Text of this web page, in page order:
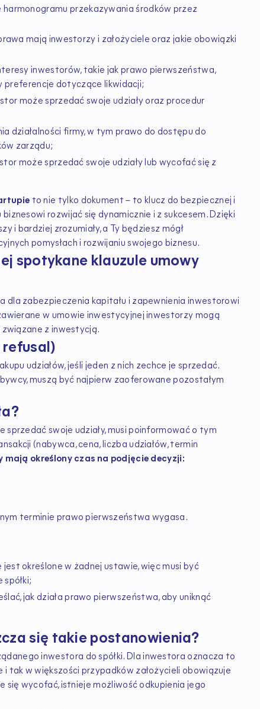
przekazywania środków przez
mają inwestorzy i założyciele oraz jakie obowiązki
inwestorów, takie jak prawo pierwszeństwa,
preferencje dotyczące likwidacji;
może sprzedać swoje udziały oraz procedur
działalności firmy, w tym prawo do dostępu do
zarządu;
może sprzedać swoje udziały lub wycofać się z
to nie tylko dokument – to klucz do bezpiecznej i
rozwijać się dynamicznie i z sukcesem. Dzięki
i bardziej zrozumiały, a Ty będziesz mógł
pomysłach i rozwijaniu swojego biznesu.
spotykane klauzule umowy
zabezpieczenia kapitału i zapewnienia inwestorowi
w umowie inwestycyjnej inwestorzy mogą
z inwestycją.
udziałów, jeśli jeden z nich zechce je sprzedać.
muszą być najpierw zaoferowane pozostałym
swoje udziały, musi poinformować o tym
(nabywca, cena, liczba udziałów, termin
mają określony czas na podjęcie decyzji:
terminie prawo pierwszeństwa wygasa.
określone w żadnej ustawie, więc musi być
jak działa prawo pierwszeństwa, aby uniknąć
się takie postanowienia?
inwestora do spółki. Dla inwestora oznacza to
i tak w większości przypadków założycieli obowiązuje
się wycofać, istnieje możliwość odkupienia jego